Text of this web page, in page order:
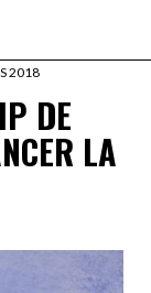
2018
DE
LA